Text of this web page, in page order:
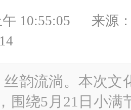
午 10:55:05 来
韵流淌。本次文
围绕5月21日小